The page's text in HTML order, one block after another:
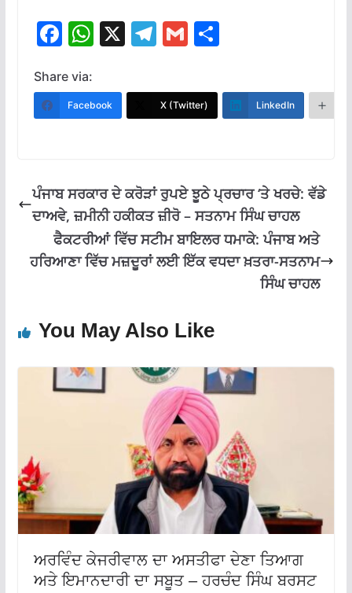
F
e
b
k
W
at
s
p
X T
e
gr
G
ai
l
S
ar
e
Share via:
Facebook X (Twitter) LinkedIn
ਪੰਜਾਬ ਸਰਕਾਰ ਦੇ ਕਰੋੜਾਂ ਰੁਪਏ ਝੂਠੇ ਪ੍ਰਚਾਰ ‘ਤੇ ਖਰਚੇ: ਵੱਡੇ
ਦਾਅਵੇ, ਜ਼ਮੀਨੀ ਹਕੀਕਤ ਜ਼ੀਰੋ – ਸਤਨਾਮ ਸਿੰਘ ਚਾਹਲ
ਫੈਕਟਰੀਆਂ ਵਿੱਚ ਸਟੀਮ ਬਾਇਲਰ ਧਮਾਕੇ: ਪੰਜਾਬ ਅਤੇ
ਹਰਿਆਣਾ ਵਿੱਚ ਮਜ਼ਦੂਰਾਂ ਲਈ ਇੱਕ ਵਧਦਾ ਖ਼ਤਰਾ-ਸਤਨਾਮ
ਸਿੰਘ ਚਾਹਲ
You May Also Like
ਅਰਵਿੰਦ ਕੇਜਰੀਵਾਲ ਦਾ ਅਸਤੀਫਾ ਦੇਣਾ ਤਿਆਗ
ਅਤੇ ਇਮਾਨਦਾਰੀ ਦਾ ਸਬੂਤ – ਹਰਚੰਦ ਸਿੰਘ ਬਰਸਟ